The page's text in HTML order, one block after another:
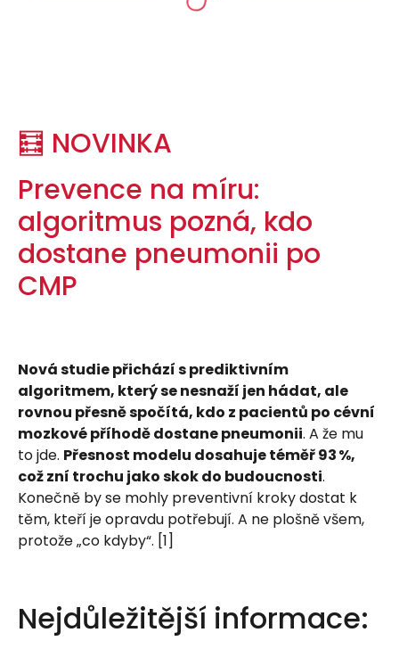
🧮 NOVINKA
Prevence na míru:
algoritmus pozná, kdo
dostane pneumonii po
CMP
Nová studie přichází s prediktivním
algoritmem, který se nesnaží jen hádat, ale
rovnou přesně spočítá, kdo z pacientů po cévní
mozkové příhodě dostane pneumonii. A že mu
to jde. Přesnost modelu dosahuje téměř 93 %,
což zní trochu jako skok do budoucnosti.
Konečně by se mohly preventivní kroky dostat k
těm, kteří je opravdu potřebují. A ne plošně všem,
protože „co kdyby“. [1]
Nejdůležitější informace: